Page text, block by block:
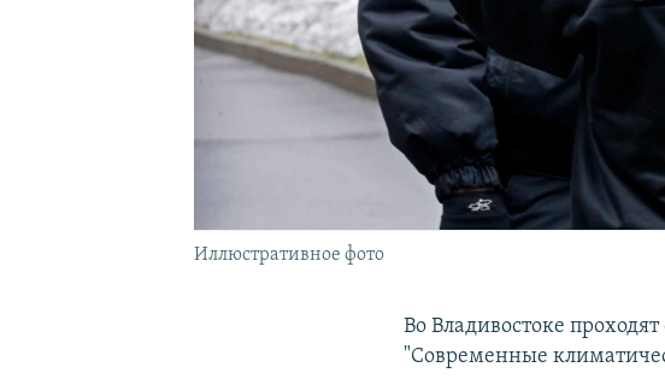
Иллюстративное фото
Во Владивостоке
"Современные